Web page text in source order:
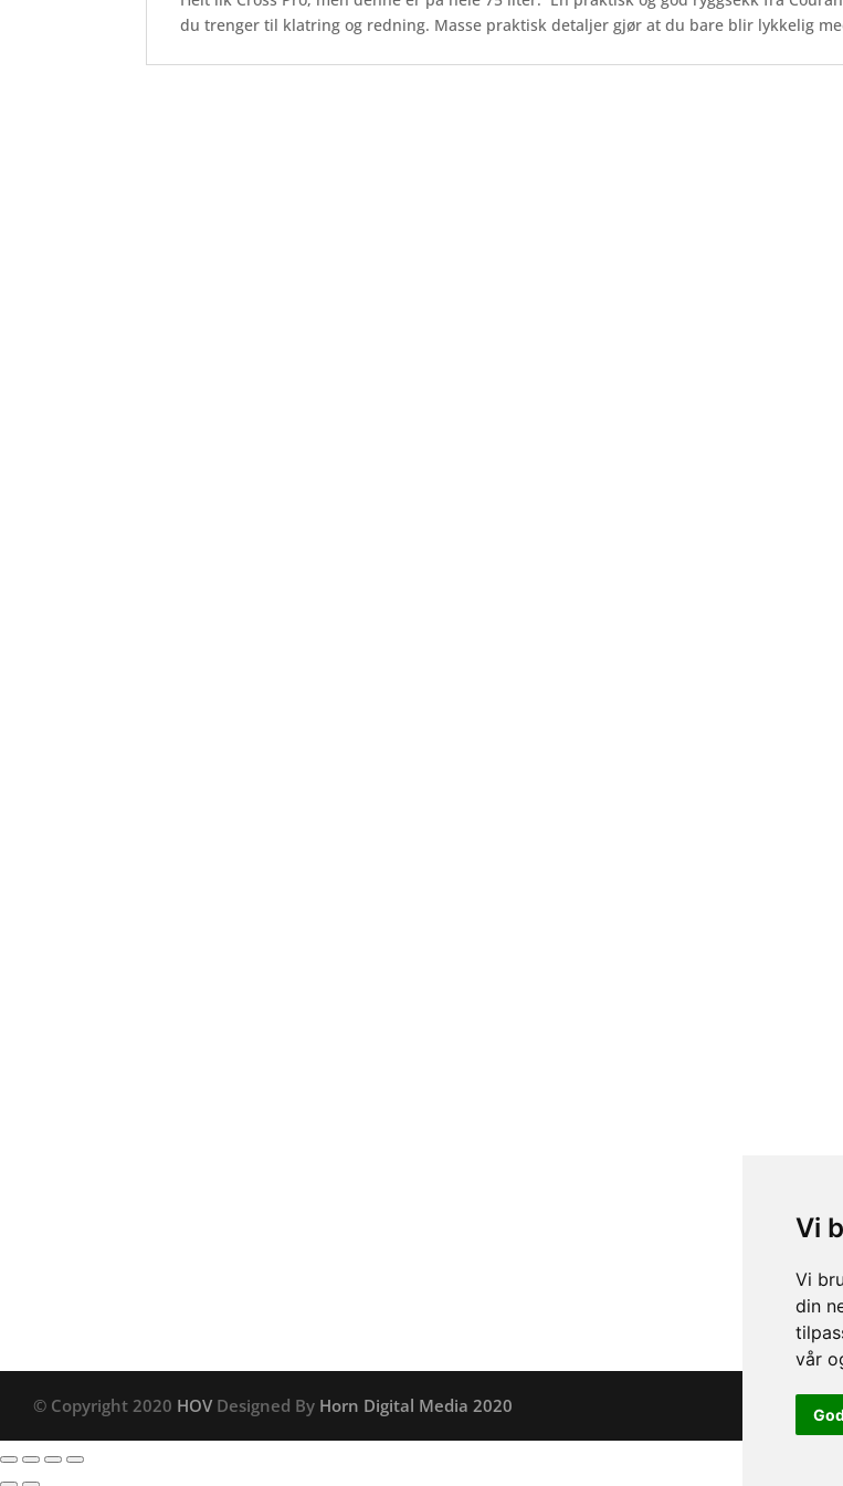
Vi
Vi
din
vår
du trenger til klatring og redning. Masse praktisk detaljer gjør at du bare blir lykkelig
© Copyright 2020 HOV Designed By Horn Digital Media 2020